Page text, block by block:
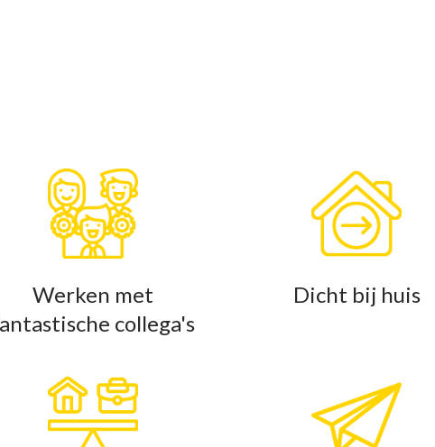
Werken met
collega's
Dicht bij huis